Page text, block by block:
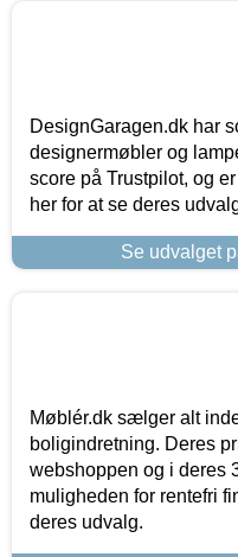
DesignGaragen.dk har
designermøbler og
score på Trustpilot, og
her for at se deres
Se udvalget
Møblér.dk sælger alt
boligindretning. Deres
webshoppen og i deres
muligheden for rentefri
deres udvalg.